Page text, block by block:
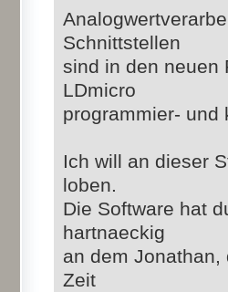
Schnittstellen
sind in den neuen
LDmicro
programmier- und
Ich will an dieser
loben.
Die Software hat
hartnaeckig
an dem
Zeit